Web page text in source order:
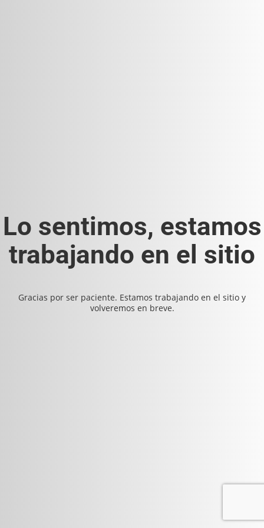
Lo sentimos, estamos
trabajando en el sitio
Gracias por ser paciente. Estamos trabajando en el sitio y
volveremos en breve.